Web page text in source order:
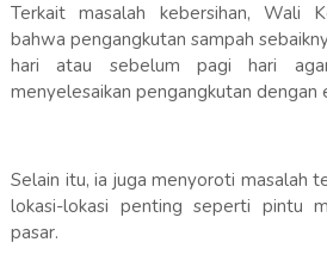
Terkait masalah kebersihan, Wali
bahwa pengangkutan sampah
hari atau sebelum pagi hari
menyelesaikan pengangkutan dengan
Selain itu, ia juga menyoroti masalah
lokasi-lokasi penting seperti pintu
pasar.